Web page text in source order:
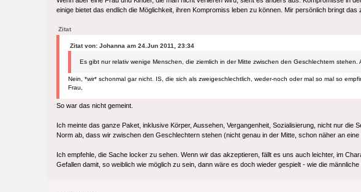
einige bietet das endlich die Möglichkeit, ihren Kompromiss leben zu können. Mir persönlich bringt
Zitat
Zitat von: Johanna am 24.Jun 2011, 23:34
Es gibt nur relativ wenige Menschen, die ziemlich in der Mitte zwischen den Geschlechtern
Nein, *wir* schonmal gar nicht. IS, die sich als zweigeschlechtlich, weder-noch oder mal so mal so
Frau,
So war das nicht gemeint.
Ich meinte das ganze Paket, inklusive Körper, Aussehen, Vergangenheit, Sozialisierung, nicht nur
Norm ab, dass wir zwischen den Geschlechtern stehen (nicht genau in der Mitte, schon näher an eine
Ich empfehle, die Sache locker zu sehen. Wenn wir das akzeptieren, fällt es uns auch leichter, im
Gefallen damit, so weiblich wie möglich zu sein, dann wäre es doch wieder gespielt - wie die